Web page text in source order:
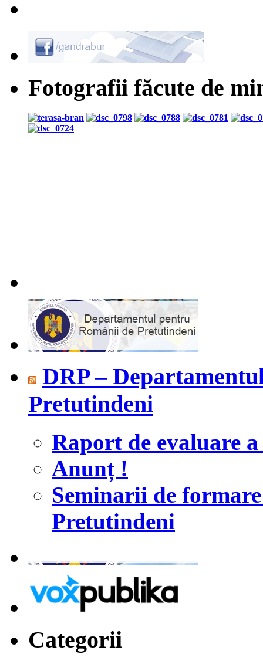
Fotografii făcute de
DRP –
Pretutindeni
Raport de evaluare
Anunț !
Seminarii de
Pretutindeni
Categorii